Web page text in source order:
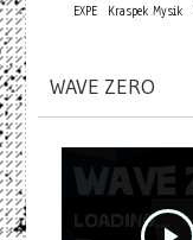
EXPE
Kraspek Mysik
WAVE ZERO